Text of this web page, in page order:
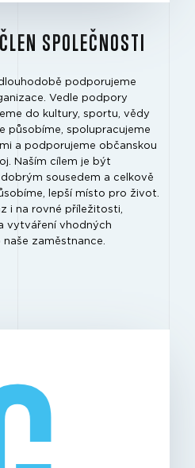
SPOLEČNOSTI
podporujeme
Vedle podpory
do kultury, sportu, vědy
působíme, spolupracujeme
a podporujeme občanskou
Naším cílem je být
sousedem a celkově
lepší místo pro život.
i na rovné příležitosti,
vytváření vhodných
zaměstnance.